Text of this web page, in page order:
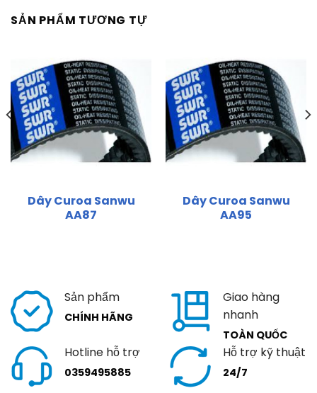
SẢN PHẨM TƯƠNG TỰ
Dây Curoa Sanwu
AA87
Dây Curoa Sanwu
AA95
Sản phẩm
CHÍNH HÃNG
Giao hàng
nhanh
TOÀN QUỐC
Hotline hỗ trợ
0359495885
Hỗ trợ kỹ thuật
24/7